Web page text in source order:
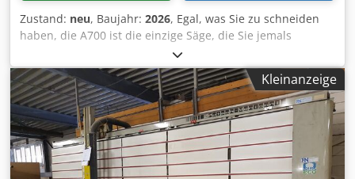
Zustand: neu, Baujahr: 2026, Egal, was Sie zu schneiden
haben, die A700 ist die einzige Säge, die Sie jemals
brauchen werden. Mit der größten Kapazität in ihrer
Klasse und einem massiven Gehrungswinkelbereich von
±75º ist sie für echte Gehrungsschnitte konzipiert, ohne
dass Sie Kompromisse bei der Größe der zu schneidenden
Aluminiumprofile eingehen müssen. Geeignet für den
Bündelschnitt vieler Profile auf einmal und mit hoher
Präzision. Hochgeschwindigkeitsbearbeitung von
Aluminium mit präziser SPS-gesteuerter Bewegung.
Kleinanzeige